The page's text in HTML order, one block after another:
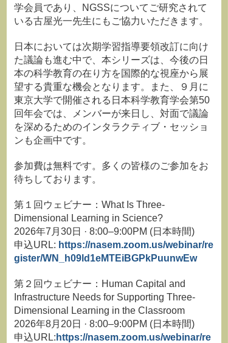
学会員であり、NGSSについてご研究されて
いる古屋光一先生にもご協力いただきます。
日本においては次期学習指導要領改訂に向け
た議論も進む中で、本シリーズは、今後の日
本の科学教育の在り方を国際的な視座から展
望する貴重な機会となります。また、９月に
東京大学で開催される日本科学教育学会第50
回年会では、メンバーが来日し、対面で議論
を深めるためのインタラクティブ・セッショ
ンも企画中です。
参加費は無料です。多くの皆様のご参加をお
待ちしております。
第１回ウェビナー：What Is Three-
Dimensional Learning in Science?
2026年7月30日 · 8:00–9:00PM (日本時間)
申込URL: https://nasem.zoom.us/webinar/re
gister/WN_h09ld1eMTEiBGPkPuunwEw
第２回ウェビナー：Human Capital and
Infrastructure Needs for Supporting Three-
Dimensional Learning in the Classroom
2026年8月20日 · 8:00–9:00PM (日本時間)
申込URL: https://nasem.zoom.us/webinar/re